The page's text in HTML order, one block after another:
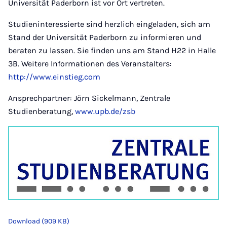
Universität Paderborn ist vor Ort vertreten.
Studieninteressierte sind herzlich eingeladen, sich am
Stand der Universität Paderborn zu informieren und
beraten zu lassen. Sie finden uns am Stand H22 in Halle
3B. Weitere Informationen des Veranstalters:
http://www.einstieg.com
Ansprechpartner: Jörn Sickelmann, Zentrale
Studienberatung, www.upb.de/zsb
Download (909 KB)